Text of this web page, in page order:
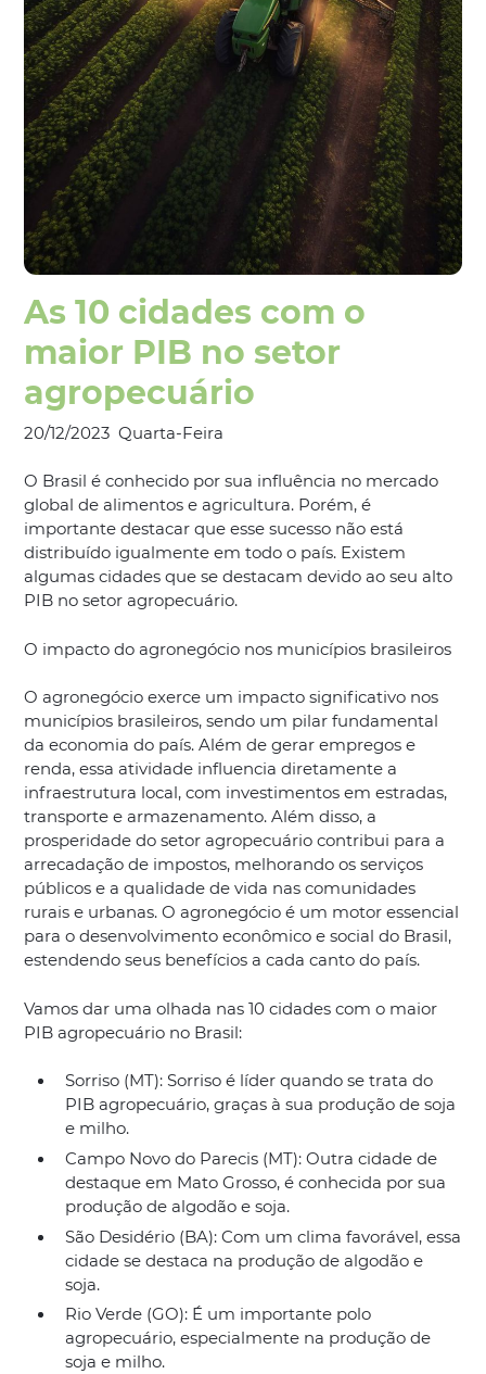
As 10 cidades com o
maior PIB no setor
agropecuário
20/12/2023 Quarta-Feira
O Brasil é conhecido por sua influência no mercado
global de alimentos e agricultura. Porém, é
importante destacar que esse sucesso não está
distribuído igualmente em todo o país. Existem
algumas cidades que se destacam devido ao seu alto
PIB no setor agropecuário.
O impacto do agronegócio nos municípios brasileiros
O agronegócio exerce um impacto significativo nos
municípios brasileiros, sendo um pilar fundamental
da economia do país. Além de gerar empregos e
renda, essa atividade influencia diretamente a
infraestrutura local, com investimentos em estradas,
transporte e armazenamento. Além disso, a
prosperidade do setor agropecuário contribui para a
arrecadação de impostos, melhorando os serviços
públicos e a qualidade de vida nas comunidades
rurais e urbanas. O agronegócio é um motor essencial
para o desenvolvimento econômico e social do Brasil,
estendendo seus benefícios a cada canto do país.
Vamos dar uma olhada nas 10 cidades com o maior
PIB agropecuário no Brasil:
Sorriso (MT): Sorriso é líder quando se trata do
PIB agropecuário, graças à sua produção de soja
e milho.
Campo Novo do Parecis (MT): Outra cidade de
destaque em Mato Grosso, é conhecida por sua
produção de algodão e soja.
São Desidério (BA): Com um clima favorável, essa
cidade se destaca na produção de algodão e
soja.
Rio Verde (GO): É um importante polo
agropecuário, especialmente na produção de
soja e milho.